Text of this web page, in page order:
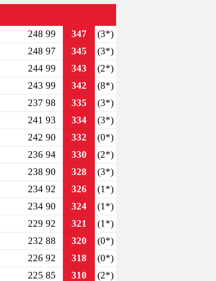
248 99 347
(3*)
248 97 345
(3*)
244 99 343
(2*)
243 99 342
(8*)
237 98 335
(3*)
241 93 334
(3*)
242 90 332
(0*)
236 94 330
(2*)
238 90 328
(3*)
234 92 326
(1*)
234 90 324
(1*)
229 92 321
(1*)
232 88 320
(0*)
226 92 318
(0*)
225 85 310 (2*)